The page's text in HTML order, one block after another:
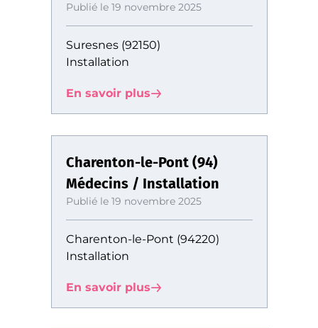
Publié le 19 novembre 2025
Suresnes (92150)
Installation
En savoir plus
Charenton-le-Pont (94)
Médecins / Installation
Publié le 19 novembre 2025
Charenton-le-Pont (94220)
Installation
En savoir plus